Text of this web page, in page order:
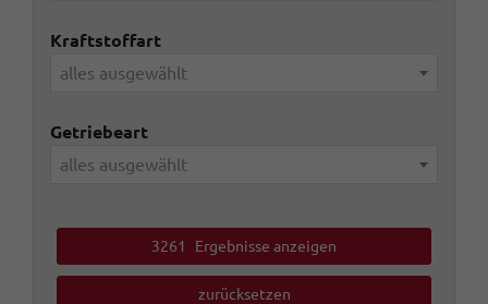
Kraftstoffart
alles ausgewählt
Getriebeart
alles ausgewählt
3261 Ergebnisse anzeigen
zurücksetzen